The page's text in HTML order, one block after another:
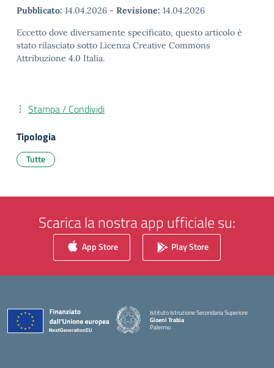
Pubblicato: 14.04.2026 - Revisione: 14.04.2026
Eccetto dove diversamente specificato, questo articolo è
stato rilasciato sotto Licenza Creative Commons
Attribuzione 4.0 Italia.
Stampa / Condividi
Tipologia
Tutte
Scarica la nostra app ufficiale su:
App Store Play Store
Istituto Istruzione Secondaria Superiore
Gioeni Trabia
Palermo